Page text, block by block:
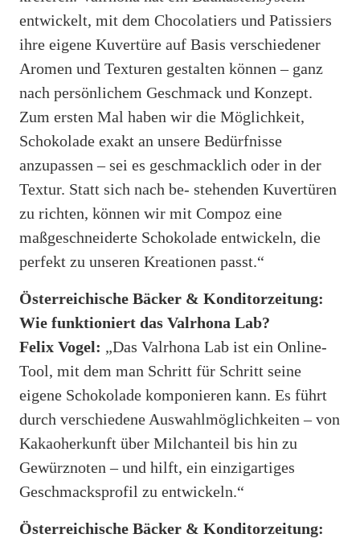
entwickelt, mit dem Chocolatiers und Patissiers
ihre eigene Kuvertüre auf Basis verschiedener
Aromen und Texturen gestalten können – ganz
nach persönlichem Geschmack und Konzept.
Zum ersten Mal haben wir die Möglichkeit,
Schokolade exakt an unsere Bedürfnisse
anzupassen – sei es geschmacklich oder in der
Textur. Statt sich nach be- stehenden Kuvertüren
zu richten, können wir mit Compoz eine
maßgeschneiderte Schokolade entwickeln, die
perfekt zu unseren Kreationen passt.“
Österreichische Bäcker & Konditorzeitung:
Wie funktioniert das Valrhona Lab?
Felix Vogel: „Das Valrhona Lab ist ein Online-
Tool, mit dem man Schritt für Schritt seine
eigene Schokolade komponieren kann. Es führt
durch verschiedene Auswahlmöglichkeiten – von
Kakaoherkunft über Milchanteil bis hin zu
Gewürznoten – und hilft, ein einzigartiges
Geschmacksprofil zu entwickeln.“
Österreichische Bäcker & Konditorzeitung: